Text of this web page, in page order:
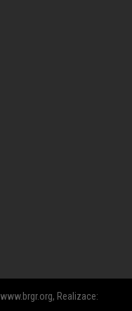
www.brgr.org, Realizace: